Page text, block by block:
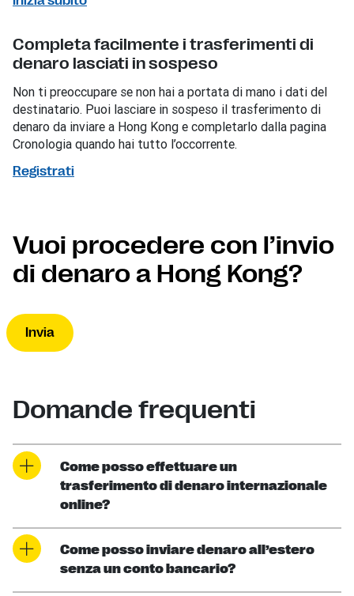
Completa facilmente i trasferimenti di
denaro lasciati in sospeso
Non ti preoccupare se non hai a portata di mano i dati del
destinatario. Puoi lasciare in sospeso il trasferimento di
denaro da inviare a Hong Kong e completarlo dalla pagina
Cronologia quando hai tutto l’occorrente.
Registrati
Vuoi procedere con l’invio
di denaro a Hong Kong?
Invia
Domande frequenti
Come posso effettuare un
trasferimento di denaro internazionale
online?
Come posso inviare denaro all’estero
senza un conto bancario?